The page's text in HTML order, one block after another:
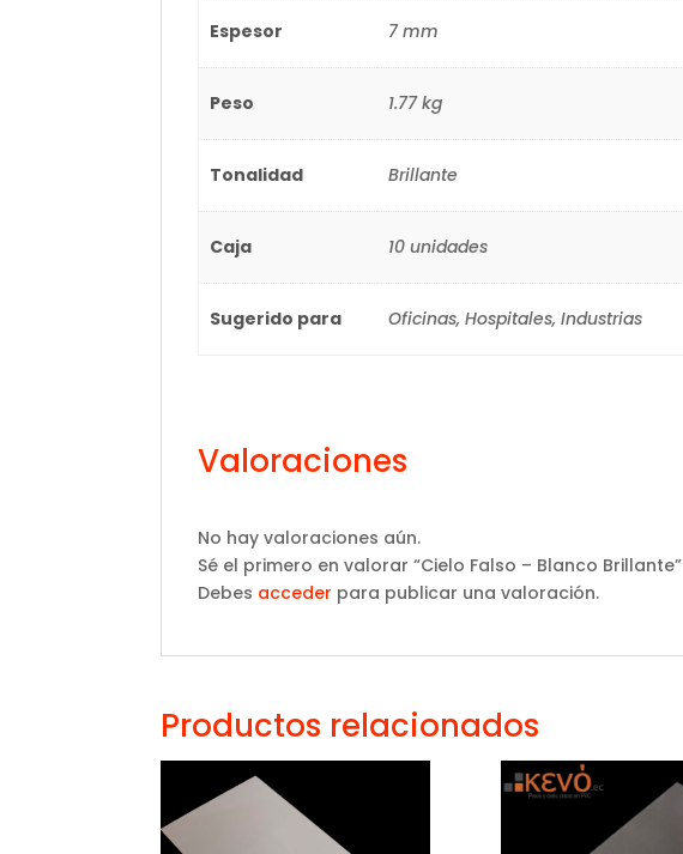
Espesor 7 mm
Peso 1.77 kg
Tonalidad Brillante
Caja 10 unidades
Sugerido para Oficinas, Hospitales, Industrias
Valoraciones
No hay valoraciones aún.
Sé el primero en valorar “Cielo Falso – Blanco Brillante”
Debes acceder para publicar una valoración.
Productos relacionados